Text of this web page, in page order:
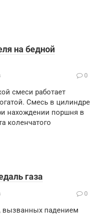
на бедной
0
смеси работает
Смесь в цилиндре
нахождении поршня в
коленчатого
газа
0
вызванных падением